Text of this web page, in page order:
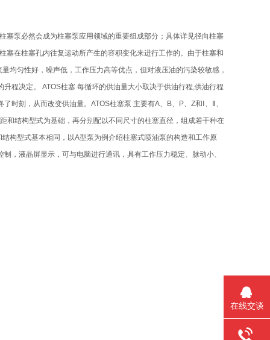
塞泵必然会成为柱塞泵应用领域的重要组成部分；具体详见径向柱塞
塞在柱塞孔内往复运动所产生的容积变化来进行工作的。由于柱塞和
均匀性好，噪声低，工作压力高等优点，但对液压油的污染较敏感，
程决定。 ATOS柱塞 每循环的供油量大小取决于供油行程,供油行程
时刻，从而改变供油量。ATOS柱塞泵 主要有A、B、P、Z和Ⅰ、Ⅱ、
和结构型式为基础，再分别配以不同尺寸的柱塞直径，组成若干种在
构型式基本相同，以A型泵为例介绍柱塞式喷油泵的构造和工作原
，液晶屏显示，可与电脑进行通讯，具有工作压力稳定、脉动小、
在线交谈